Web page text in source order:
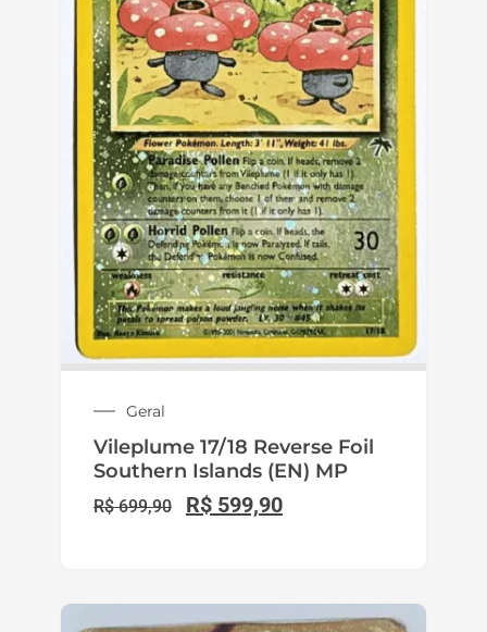
Vileplume 17/18 Reverse Foil
Southern Islands (EN) MP
R$ 699,90 R$599,90